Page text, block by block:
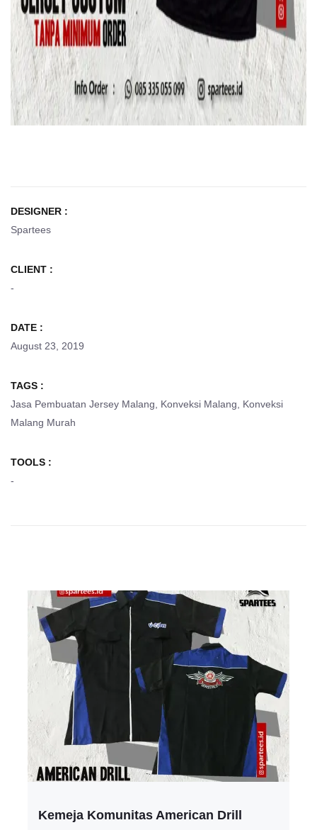
DESIGNER :
Spartees
CLIENT :
-
DATE :
August 23, 2019
TAGS :
Jasa Pembuatan Jersey Malang
Konveksi Malang
Konveksi
Malang Murah
TOOLS :
-
Kemeja Komunitas American Drill